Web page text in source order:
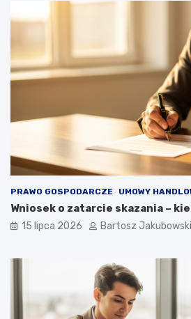
PRAWO GOSPODARCZE UMOWY
Wniosek o zatarcie skazania –
15 lipca 2026 Bartosz Jakubowski